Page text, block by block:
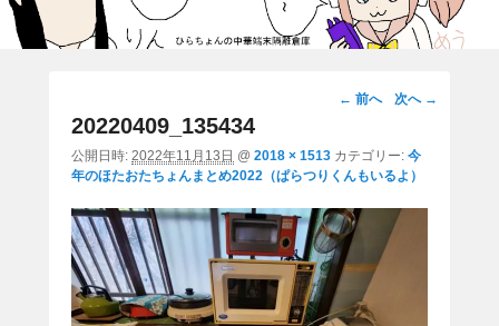
画
ビ
ー
シ
ョ
← 前へ 次へ →
20220409_135434
公開日時: 2022年11月13日 @ 2018 × 1513 カテゴリー: 今
年のほたおたちょんまとめ2022（ぱらつりくんもいるよ）